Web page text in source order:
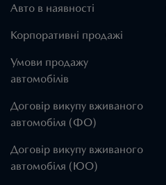
Авто в наявності
Корпоративні продажі
Умови продажу
автомобілів
Договір викупу вживаного
автомобіля (ФО)
Договір викупу вживаного
автомобіля (ЮО)